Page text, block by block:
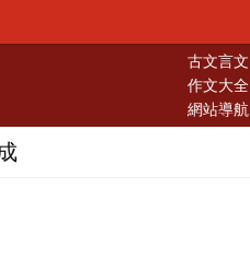
古文言文
作文大全
網站導航